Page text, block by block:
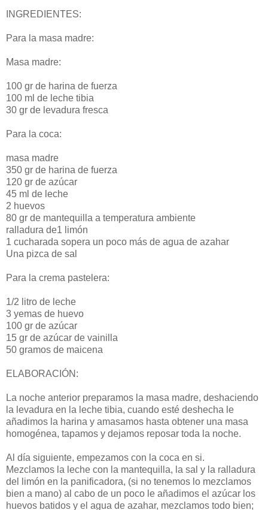
INGREDIENTES:
Para la masa madre:
Masa madre:
100 gr de harina de fuerza
100 ml de leche tibia
30 gr de levadura fresca
Para la coca:
masa madre
350 gr de harina de fuerza
120 gr de azúcar
45 ml de leche
2 huevos
80 gr de mantequilla a temperatura ambiente
ralladura de1 limón
1 cucharada sopera un poco más de agua de azahar
Una pizca de sal
Para la crema pastelera:
1/2 litro de leche
3 yemas de huevo
100 gr de azúcar
15 gr de azúcar de vainilla
50 gramos de maicena
ELABORACIÓN:
La noche anterior preparamos la masa madre, deshaciendo
la levadura en la leche tibia, cuando esté deshecha le
añadimos la harina y amasamos hasta obtener una masa
homogénea, tapamos y dejamos reposar toda la noche.
Al día siguiente, empezamos con la coca en si.
Mezclamos la leche con la mantequilla, la sal y la ralladura
del limón en la panificadora, (si no tenemos lo mezclamos
bien a mano) al cabo de un poco le añadimos el azúcar los
huevos batidos y el agua de azahar, mezclamos todo bien;